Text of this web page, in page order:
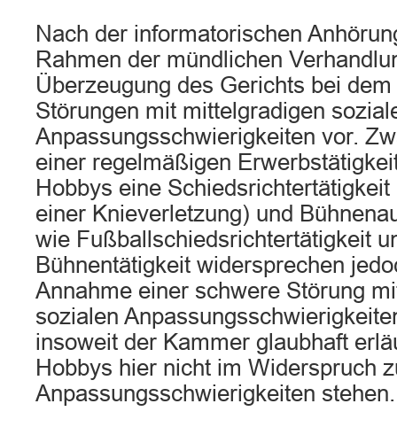
Nach der informatorischen
Rahmen der mündlichen
Überzeugung des Gerichts bei
Störungen mit mittelgradigen
Anpassungsschwierigkeiten vor.
einer regelmäßigen
Hobbys eine
einer Knieverletzung) und
wie Fußballschiedsrichtertätigkeit
Bühnentätigkeit widersprechen
Annahme einer schwere Störung
sozialen
insoweit der Kammer glaubhaft
Hobbys hier nicht im Widerspruch
Anpassungsschwierigkeiten stehen.